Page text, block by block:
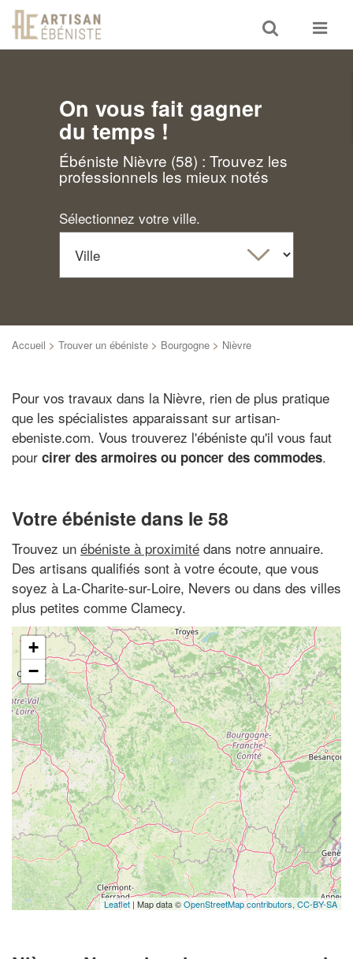
Toggle
search
Toggle
On vous fait gagner
du temps !
Ébéniste Nièvre (58) : Trouvez les
professionnels les mieux notés
Sélectionnez votre ville.
Accueil > Trouver un ébéniste > Bourgogne > Nièvre
Pour vos travaux dans la Nièvre, rien de plus pratique
que les spécialistes apparaissant sur artisan-
ebeniste.com. Vous trouverez l'ébéniste qu'il vous faut
pour cirer des armoires ou poncer des commodes.
Votre ébéniste dans le 58
Trouvez un ébéniste à proximité dans notre annuaire.
Des artisans qualifiés sont à votre écoute, que vous
soyez à La-Charite-sur-Loire, Nevers ou dans des villes
plus petites comme Clamecy.
+
−
Leaflet | Map data ©OpenStreetMap contributors, CC-BY-SA